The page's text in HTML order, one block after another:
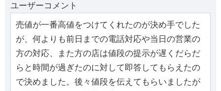
ユーザーコメント
売値が一番高値をつけてくれたのが決め手でした
が、何よりも前日までの電話対応や当日の営業の
方の対応、また方の店は値段の提示が遅くだらだ
らと時間が過ぎたのに対して即答してもらえたの
で決めました。後々値段を伝えてもらいましたが